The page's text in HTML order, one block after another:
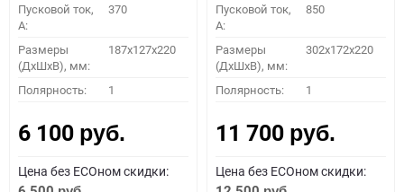
Пусковой ток,
A:
370
Размеры
(ДхШхВ), мм:
187x127x220
Полярность: 1
6 100 руб.
Цена без ECOном скидки:
Пусковой ток,
A:
850
Размеры
(ДхШхВ), мм:
302x172x220
Полярность: 1
11 700 руб.
Цена без ECOном скидки: